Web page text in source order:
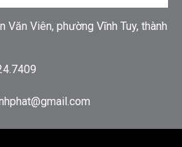
Văn Viên, phường Vĩnh Tuy, thành